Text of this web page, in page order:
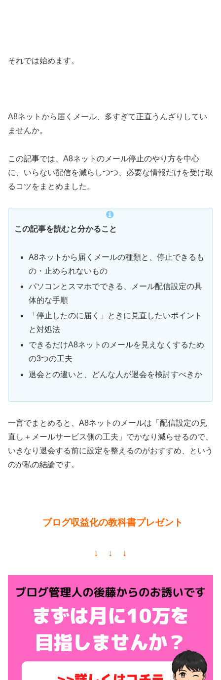
それでは始めます。
A8ネットから届くメール、多すぎて正直うんざりしてい
ませんか。
この記事では、A8ネットのメール停止のやり方を中心
に、いらない配信を減らしつつ、必要な情報だけを受け取
るコツをまとめました。
この記事を読むと分かること
A8ネットから届くメールの種類と、停止できるも
の・止められないもの
パソコンとスマホでできる、メール配信設定の具
体的な手順
「停止したのに届く」ときに見直したいポイント
と対処法
できるだけA8ネットのメールを見えなくするため
の3つの工夫
退会との違いと、どんな人が退会を検討すべきか
一言でまとめると、A8ネットのメールは「配信設定の見
直し＋メールサービス側の工夫」でかなり減らせるので、
いきなり退会する前に設定を整えるのがおすすめ、という
のが私の結論です。
ブログ収益化の教科書プレゼント
↓ ↓ ↓